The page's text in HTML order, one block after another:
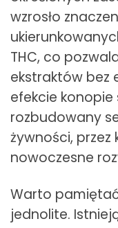
wzrosło
THC, co
ekstraktów bez
efekcie konopie
rozbudowany
żywności, przez
nowoczesne
Warto
jednolite.